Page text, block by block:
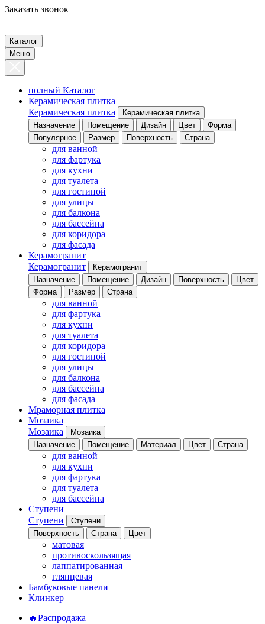
Заказать звонок
Каталог
Меню
полный Каталог
Керамическая плитка
Керамическая плитка
Керамическая плитка
Назначение
Помещение Дизайн Цвет
Форма
Популярное
Размер Поверхность Страна
для ванной
для фартука
для кухни
для туалета
для гостиной
для улицы
для балкона
для бассейна
для коридора
для фасада
Керамогранит
Керамогранит
Керамогранит
Назначение
Помещение Дизайн Поверхность
Цвет
Форма
Размер Страна
для ванной
для фартука
для кухни
для туалета
для коридора
для гостиной
для улицы
для балкона
для бассейна
для фасада
Мраморная плитка
Мозаика
Мозаика
Мозаика
Назначение
Помещение Материал Цвет Страна
для ванной
для кухни
для фартука
для туалета
для бассейна
Ступени
Ступени
Ступени
Поверхность
Страна Цвет
матовая
противоскользящая
лаппатированная
глянцевая
Бамбуковые панели
Клинкер
🔥Распродажа